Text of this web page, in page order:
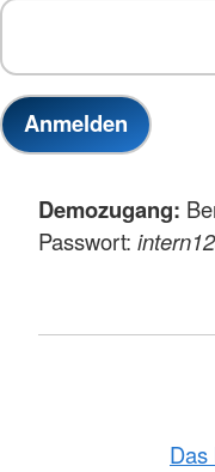
Demozugang:
Passwort:
Das